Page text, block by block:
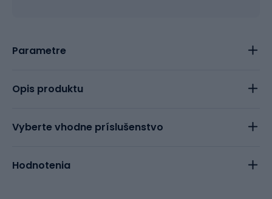
Parametre
Opis produktu
Vyberte vhodne príslušenstvo
Hodnotenia